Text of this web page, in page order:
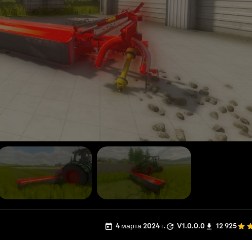
4 марта 2024 г. V1.0.0.0 12 925